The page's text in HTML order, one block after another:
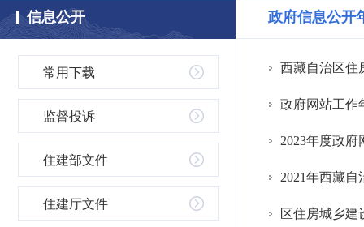
信息公开
常用下载
监督投诉
住建部文件
住建厅文件
政府信息公开
西藏自治区住
政府网站工作
2023年度政
2021年西藏
区住房城乡建